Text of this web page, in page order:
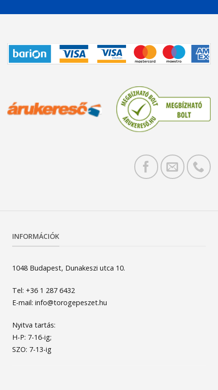
INFORMÁCIÓK
1048 Budapest, Dunakeszi utca 10.
Tel: +36 1 287 6432
E-mail: info@torogepeszet.hu
Nyitva tartás:
H-P: 7-16-ig;
SZO: 7-13-ig